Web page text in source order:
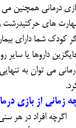
درمانی همچنین می
های حرکتیدرشت
کودک شما دارای
داروها یا
می توان به
زمانی از بازی
افراد در هر سنی